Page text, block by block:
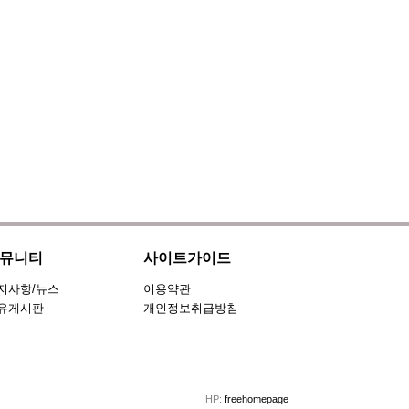
니티
사항/뉴스
게시판
사이트가이드
이용약관
개인정보취급방침
HP: freehomepage